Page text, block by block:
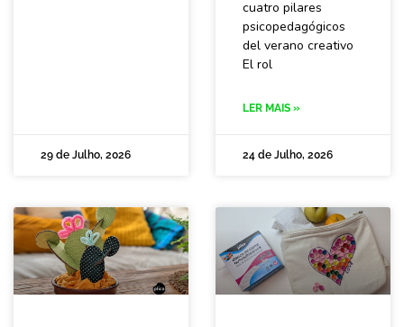
29 de Julho, 2026
cuatro pilares
psicopedagógicos
del verano creativo
El rol
LER MAIS »
24 de Julho, 2026